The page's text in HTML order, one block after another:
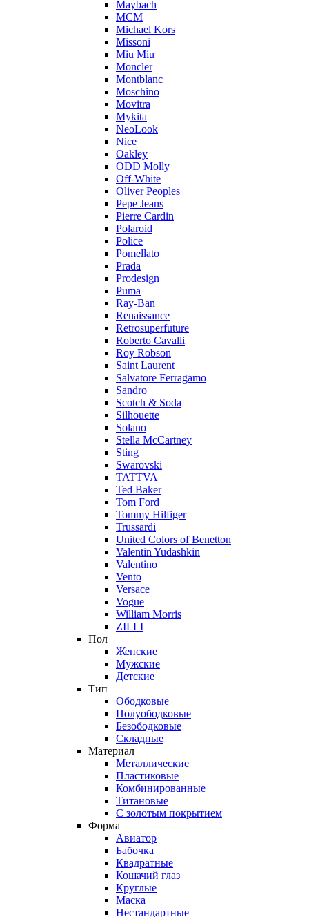
Maybach
MCM
Michael Kors
Missoni
Miu Miu
Moncler
Montblanc
Moschino
Movitra
Mykita
NeoLook
Nice
Oakley
ODD Molly
Off-White
Oliver Peoples
Pepe Jeans
Pierre Cardin
Polaroid
Police
Pomellato
Prada
Prodesign
Puma
Ray-Ban
Renaissance
Retrosuperfuture
Roberto Cavalli
Roy Robson
Saint Laurent
Salvatore Ferragamo
Sandro
Scotch & Soda
Silhouette
Solano
Stella McCartney
Sting
Swarovski
TATTVA
Ted Baker
Tom Ford
Tommy Hilfiger
Trussardi
United Colors of Benetton
Valentin Yudashkin
Valentino
Vento
Versace
Vogue
William Morris
ZILLI
Пол
Женские
Мужские
Детские
Тип
Ободковые
Полуободковые
Безободковые
Складные
Материал
Металлические
Пластиковые
Комбинированные
Титановые
С золотым покрытием
Форма
Авиатор
Бабочка
Квадратные
Кошачий глаз
Круглые
Маска
Нестандартные